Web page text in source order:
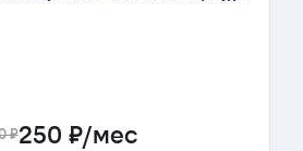
₽250 ₽/мес